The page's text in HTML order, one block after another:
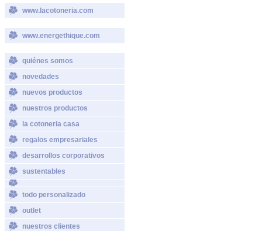
www.lacotoneria.com
www.energethique.com
quiénes somos
novedades
nuevos productos
nuestros productos
la cotoneria casa
regalos empresariales
desarrollos corporativos
sustentables
todo personalizado
outlet
nuestros clientes